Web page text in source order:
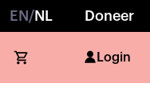
EN /NL Doneer
Login